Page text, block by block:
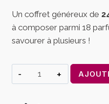
Un coffret généreux de
à composer parmi 18
savourer à plusieurs !
quantité
de